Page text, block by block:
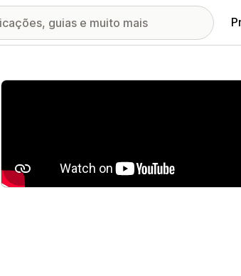
Galeria de imagens em destaque